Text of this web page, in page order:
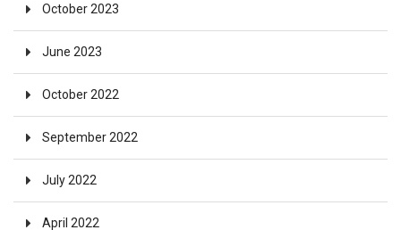
October 2023
June 2023
October 2022
September 2022
July 2022
April 2022